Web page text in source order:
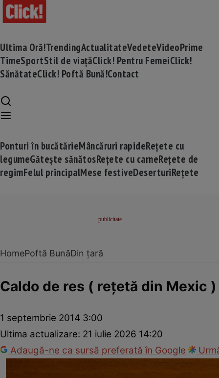
Ultima Oră!TrendingActualitateVedeteVideoPrime
TimeSportStil de viațăClick! Pentru FemeiClick!
SănătateClick! Poftă Bună!Contact
Ponturi în bucătărieMâncăruri rapideRețete cu
legumeGătește sănătosRețete cu carneRețete de
regimFelul principalMese festiveDeserturiRețete
HomePoftă BunăDin țară
Caldo de res ( reţetă din Mexic )
1 septembrie 2014 3:00
Ultima actualizare: 21 iulie 2026 14:20
Adaugă-ne ca sursă preferată în Google